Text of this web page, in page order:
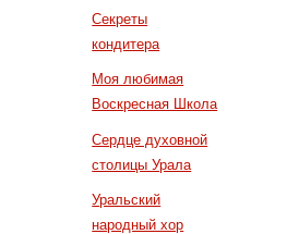
Секреты
кондитера
Моя любимая
Воскресная Школа
Сердце духовной
столицы Урала
Уральский
народный хор